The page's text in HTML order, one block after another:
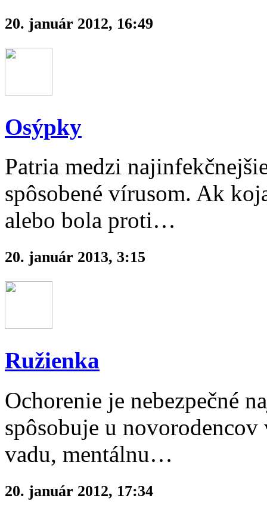
20. január 2012, 16:49
Osýpky
Patria medzi
spôsobené vírusom. Ak
alebo bola proti…
20. január 2013, 3:15
Ružienka
Ochorenie je nebezpečné
spôsobuje u
vadu, mentálnu…
20. január 2012, 17:34